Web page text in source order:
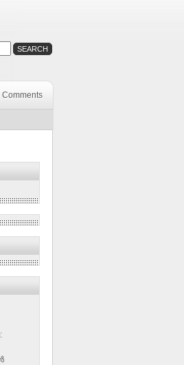
Comments